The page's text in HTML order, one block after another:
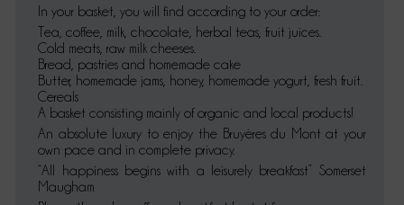
In your basket, you will find according to your order:
Tea, coffee, milk, chocolate, herbal teas, fruit juices.
Cold meats, raw milk cheeses.
Bread, pastries and homemade cake
Butter, homemade jams, honey, homemade yogurt, fresh fruit.
Cereals
A basket consisting mainly of organic and local products!
An absolute luxury to enjoy the Bruyères du Mont at your
own pace and in complete privacy.
“All happiness begins with a leisurely breakfast” Somerset
Maugham